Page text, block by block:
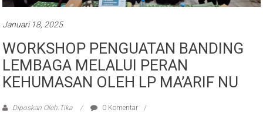
Januari 18, 2025
WORKSHOP PENGUATAN BANDING
LEMBAGA MELALUI PERAN
KEHUMASAN OLEH LP MA’ARIF NU
Diposkan Oleh:Tika
0 Komentar